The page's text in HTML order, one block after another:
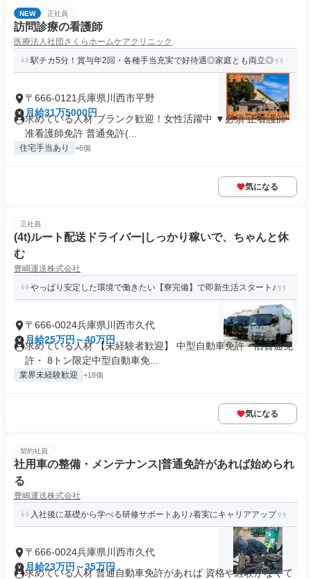
NEW 正社員
訪問診療の看護師
医療法人社団さくらホームケアクリニック
駅チカ5分！賞与年2回・各種手当充実で好待遇◎家庭とも両立◎
〒666-0121兵庫県川西市平野
月給31万5000円
求めている人材 ブランク歓迎！女性活躍中 ▼必須 正看護師･
准看護師免許 普通免許(...
住宅手当あり +6個
気になる
正社員
(4t)ルート配送ドライバー|しっかり稼いで、ちゃんと休
む
豊嶋運送株式会社
やっぱり安定した環境で働きたい【寮完備】で即新生活スタート♪
〒666-0024兵庫県川西市久代
月給25万円～40万円
求めている人材 【未経験者歓迎】 中型自動車免許・旧普通免
許・ 8トン限定中型自動車免...
業界未経験歓迎 +18個
気になる
契約社員
社用車の整備・メンテナンス|普通免許があれば始められ
る
豊嶋運送株式会社
入社後に基礎から学べる研修サポートあり♪着実にキャリアアップ
〒666-0024兵庫県川西市久代
月給23万円～35万円
求めている人材 普通自動車免許があれば 資格や経験がなくて